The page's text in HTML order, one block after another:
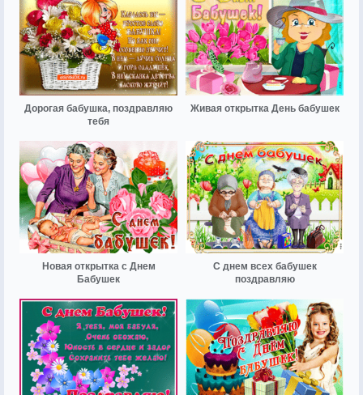
Дорогая бабушка, поздравляю
тебя
Живая открытка День бабушек
Новая открытка с Днем
Бабушек
С днем всех бабушек
поздравляю